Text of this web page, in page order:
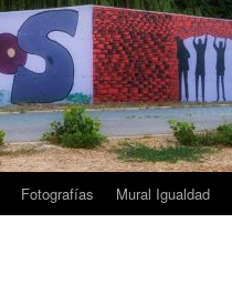
Fotografías Mural Igualdad